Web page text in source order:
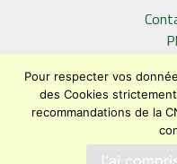
Pour respecter vos
des Cookies
recommandations de la
J'ai